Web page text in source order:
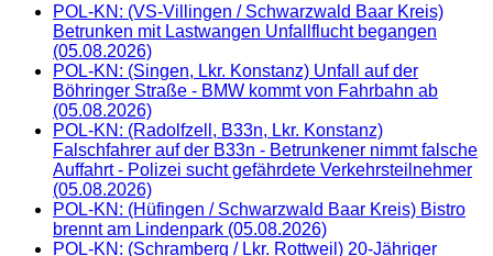
POL-KN: (VS-Villingen / Schwarzwald Baar Kreis)
Betrunken mit Lastwangen Unfallflucht begangen
(05.08.2026)
POL-KN: (Singen, Lkr. Konstanz) Unfall auf der
Böhringer Straße - BMW kommt von Fahrbahn ab
(05.08.2026)
POL-KN: (Radolfzell, B33n, Lkr. Konstanz)
Falschfahrer auf der B33n - Betrunkener nimmt falsche
Auffahrt - Polizei sucht gefährdete Verkehrsteilnehmer
(05.08.2026)
POL-KN: (Hüfingen / Schwarzwald Baar Kreis) Bistro
brennt am Lindenpark (05.08.2026)
POL-KN: (Schramberg / Lkr. Rottweil) 20-Jähriger